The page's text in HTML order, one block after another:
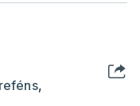
reféns,